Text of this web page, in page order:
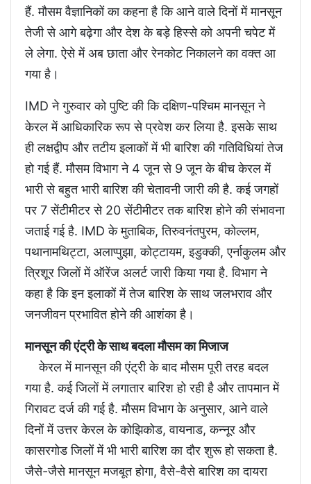
हैं. मौसम वैज्ञानिकों का कहना है कि आने वाले दिनों में मानसून
तेजी से आगे बढ़ेगा और देश के बड़े हिस्से को अपनी चपेट में
ले लेगा. ऐसे में अब छाता और रेनकोट निकालने का वक्त आ
गया है।
IMD ने गुरुवार को पुष्टि की कि दक्षिण-पश्चिम मानसून ने
केरल में आधिकारिक रूप से प्रवेश कर लिया है. इसके साथ
ही लक्षद्वीप और तटीय इलाकों में भी बारिश की गतिविधियां तेज
हो गई हैं. मौसम विभाग ने 4 जून से 9 जून के बीच केरल में
भारी से बहुत भारी बारिश की चेतावनी जारी की है. कई जगहों
पर 7 सेंटीमीटर से 20 सेंटीमीटर तक बारिश होने की संभावना
जताई गई है. IMD के मुताबिक, तिरुवनंतपुरम, कोल्लम,
पथानामथिट्टा, अलाप्पुझा, कोट्टायम, इडुक्की, एर्नाकुलम और
त्रिशूर जिलों में ऑरेंज अलर्ट जारी किया गया है. विभाग ने
कहा है कि इन इलाकों में तेज बारिश के साथ जलभराव और
जनजीवन प्रभावित होने की आशंका है।
मानसून की एंट्री के साथ बदला मौसम का मिजाज
केरल में मानसून की एंट्री के बाद मौसम पूरी तरह बदल
गया है. कई जिलों में लगातार बारिश हो रही है और तापमान में
गिरावट दर्ज की गई है. मौसम विभाग के अनुसार, आने वाले
दिनों में उत्तर केरल के कोझिकोड, वायनाड, कन्नूर और
कासरगोड जिलों में भी भारी बारिश का दौर शुरू हो सकता है.
जैसे-जैसे मानसून मजबूत होगा, वैसे-वैसे बारिश का दायरा